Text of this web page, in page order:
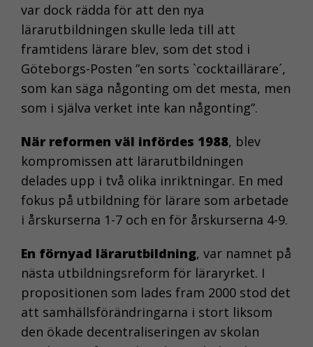
var dock rädda för att den nya
lärarutbildningen skulle leda till att
framtidens lärare blev, som det stod i
Göteborgs-Posten ”en sorts `cocktaillärare´,
som kan säga någonting om det mesta, men
som i själva verket inte kan någonting”.
När reformen väl infördes 1988, blev
kompromissen att lärarutbildningen
delades upp i två olika inriktningar. En med
fokus på utbildning för lärare som arbetade
i årskurserna 1-7 och en för årskurserna 4-9.
En förnyad lärarutbildning, var namnet på
nästa utbildningsreform för läraryrket. I
propositionen som lades fram 2000 stod det
att samhällsförändringarna i stort liksom
den ökade decentraliseringen av skolan